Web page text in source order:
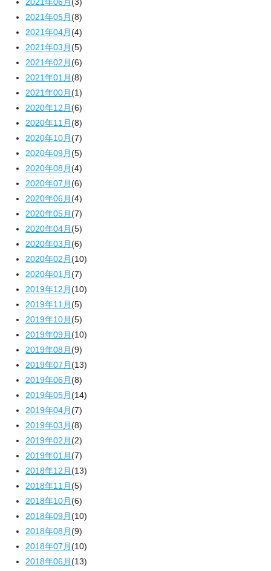
2021年06月(3)
2021年05月(8)
2021年04月(4)
2021年03月(5)
2021年02月(6)
2021年01月(8)
2021年00月(1)
2020年12月(6)
2020年11月(8)
2020年10月(7)
2020年09月(5)
2020年08月(4)
2020年07月(6)
2020年06月(4)
2020年05月(7)
2020年04月(5)
2020年03月(6)
2020年02月(10)
2020年01月(7)
2019年12月(10)
2019年11月(5)
2019年10月(5)
2019年09月(10)
2019年08月(9)
2019年07月(13)
2019年06月(8)
2019年05月(14)
2019年04月(7)
2019年03月(8)
2019年02月(2)
2019年01月(7)
2018年12月(13)
2018年11月(5)
2018年10月(6)
2018年09月(10)
2018年08月(9)
2018年07月(10)
2018年06月(13)